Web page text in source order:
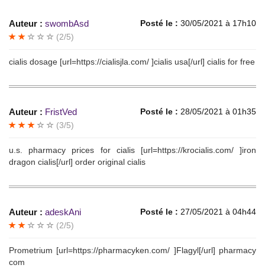
Auteur : swombAsd Posté le : 30/05/2021 à 17h10
(2/5)
cialis dosage [url=https://cialisjla.com/ ]cialis usa[/url] cialis for free
Auteur : FristVed Posté le : 28/05/2021 à 01h35
(3/5)
u.s. pharmacy prices for cialis [url=https://krocialis.com/ ]iron
dragon cialis[/url] order original cialis
Auteur : adeskAni Posté le : 27/05/2021 à 04h44
(2/5)
Prometrium [url=https://pharmacyken.com/ ]Flagyl[/url] pharmacy
com